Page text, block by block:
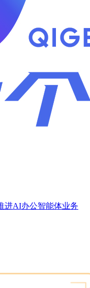
进AI办公智能体业务